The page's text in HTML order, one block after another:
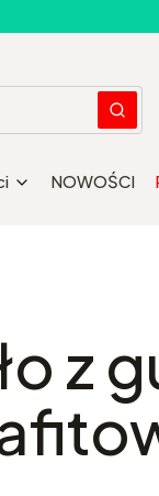
WyczyśćSzukaj
NOWOŚCI
z